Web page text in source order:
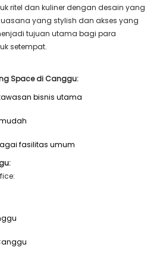
ritel dan kuliner dengan desain yang
yang stylish dan akses yang
tujuan utama bagi para
setempat.
Space di Canggu:
bisnis utama
fasilitas umum